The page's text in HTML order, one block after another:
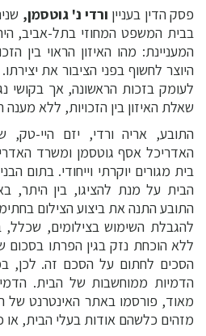
פסק הדין בעניין ורדי נ' גוטסמן,
בבית המשפט המחוזי בתל-אביב,
המעניינת: מהו האיזון הראוי בין
היוצר לחשוף בפני הציבור את
לעומק בזכות הראשונה, אך בקושי
שאלת האיזון בין הזכויות, ללא מענה
התובע, אריה ורדי, יזם היי-טק,
האדריכל אסף גוטסמן ומשרד
בית מגורים יוקרתי וייחודי. בתום
הבית על מנת להציגו, בין היתר,
התובע התנה את ביצוע הצילום
להגבלת השימוש בצילומים, שכלל,
הסכים לחתום על הסכם זה. לכן,
הדמיות ממוחשבות של הבית.
מאוד, פורסמו באתר האינטרנט של
מזהים כלשהם אודות בעלי הבית, או